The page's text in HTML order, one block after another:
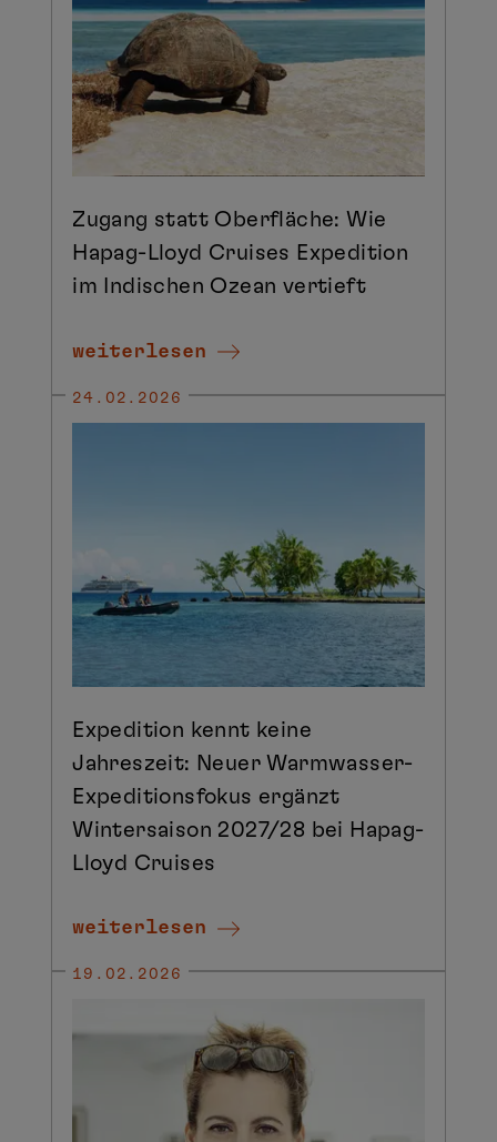
Zugang statt Oberfläche: Wie
Hapag-Lloyd Cruises Expedition
im Indischen Ozean vertieft
weiterlesen
Expedition kennt keine
Jahreszeit: Neuer Warmwasser-
Expeditionsfokus ergänzt
Wintersaison 2027/28 bei Hapag-
Lloyd Cruises
weiterlesen
24.02.2026
19.02.2026